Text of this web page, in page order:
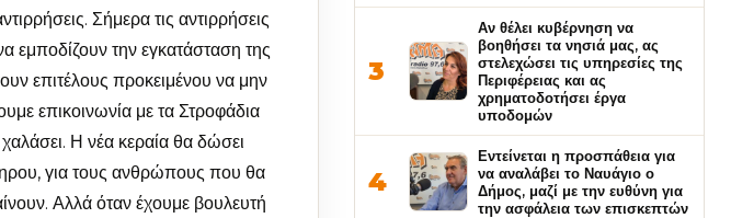
Σήμερα τις αντιρρήσεις
εμποδίζουν την εγκατάσταση της
επιτέλους προκειμένου να μην
επικοινωνία με τα Στροφάδια
Η νέα κεραία θα δώσει
για τους ανθρώπους που θα
Αλλά όταν έχουμε βουλευτή
3
Αν θέλει κυβέρνηση να
βοηθήσει τα νησιά μας, ας
στελεχώσει τις υπηρεσίες της
Περιφέρειας και ας
χρηματοδοτήσει έργα
υποδομών
4
Εντείνεται η προσπάθεια για
να αναλάβει το Ναυάγιο ο
Δήμος, μαζί με την ευθύνη για
την ασφάλεια των επισκεπτών